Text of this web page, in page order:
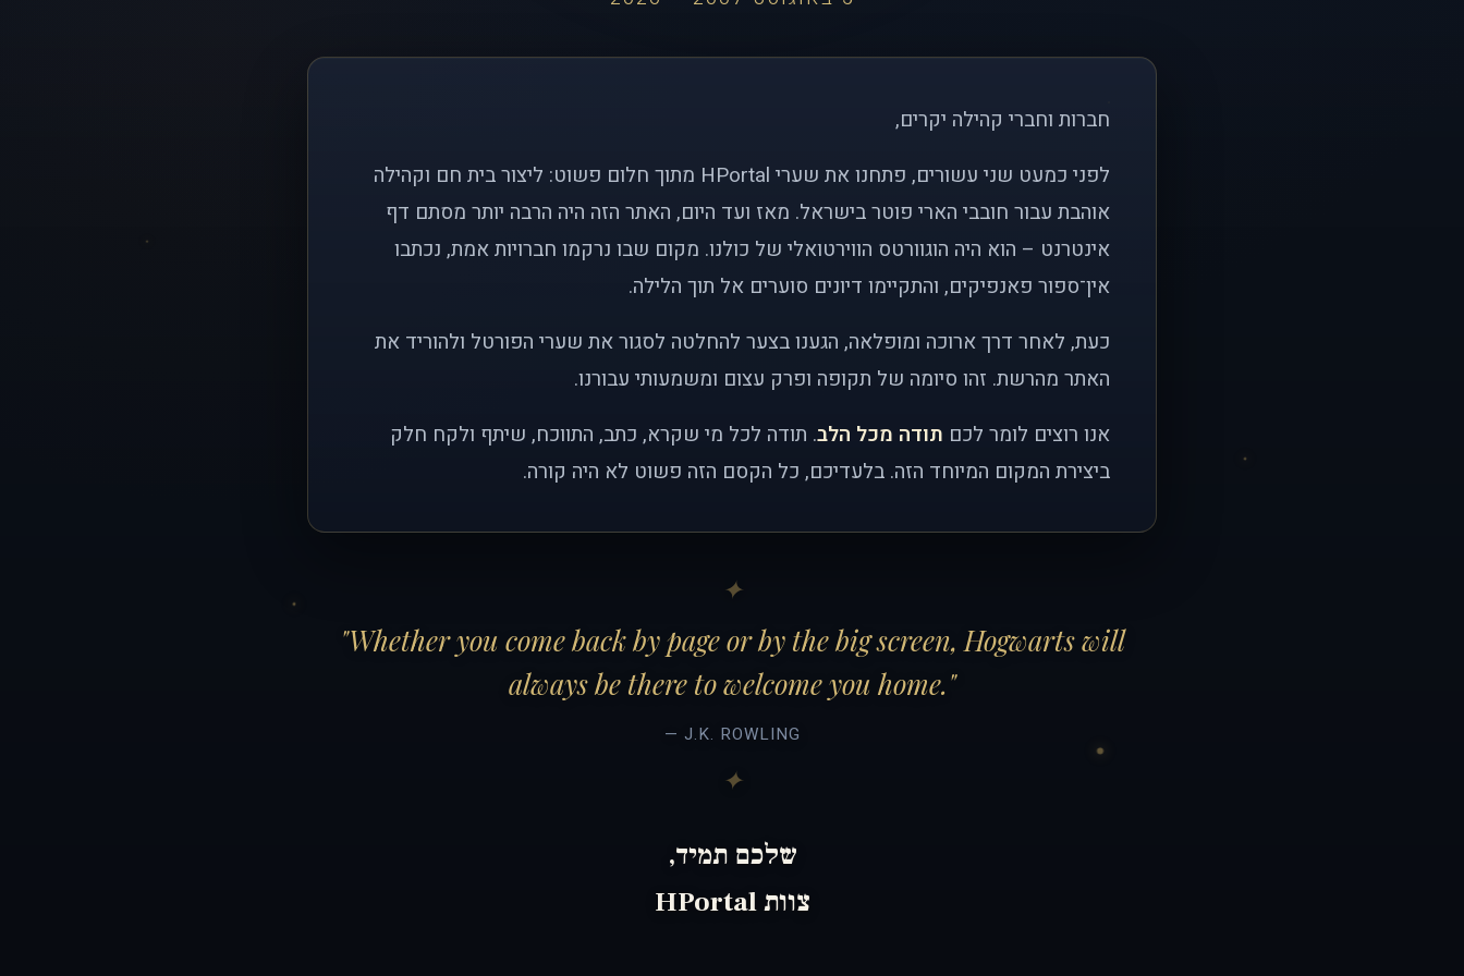
חברות וחברי קהילה יקרים,
לפני כמעט שני עשורים, פתחנו את שערי HPortal מתוך חלום פשוט: ליצור בית חם וקהילה
אוהבת עבור חובבי הארי פוטר בישראל. מאז ועד היום, האתר הזה היה הרבה יותר מסתם דף
אינטרנט – הוא היה הוגוורטס הווירטואלי של כולנו. מקום שבו נרקמו חברויות אמת, נכתבו
אין־ספור פאנפיקים, והתקיימו דיונים סוערים אל תוך הלילה.
כעת, לאחר דרך ארוכה ומופלאה, הגענו בצער להחלטה לסגור את שערי הפורטל ולהוריד את
האתר מהרשת. זהו סיומה של תקופה ופרק עצום ומשמעותי עבורנו.
אנו רוצים לומר לכם תודה מכל הלב. תודה לכל מי שקרא, כתב, התווכח, שיתף ולקח חלק
ביצירת המקום המיוחד הזה. בלעדיכם, כל הקסם הזה פשוט לא היה קורה.
"Whether you come back by page or by the big screen, Hogwarts will
always be there to welcome you home."
— J.K. ROWLING
שלכם תמיד,
צוות HPortal